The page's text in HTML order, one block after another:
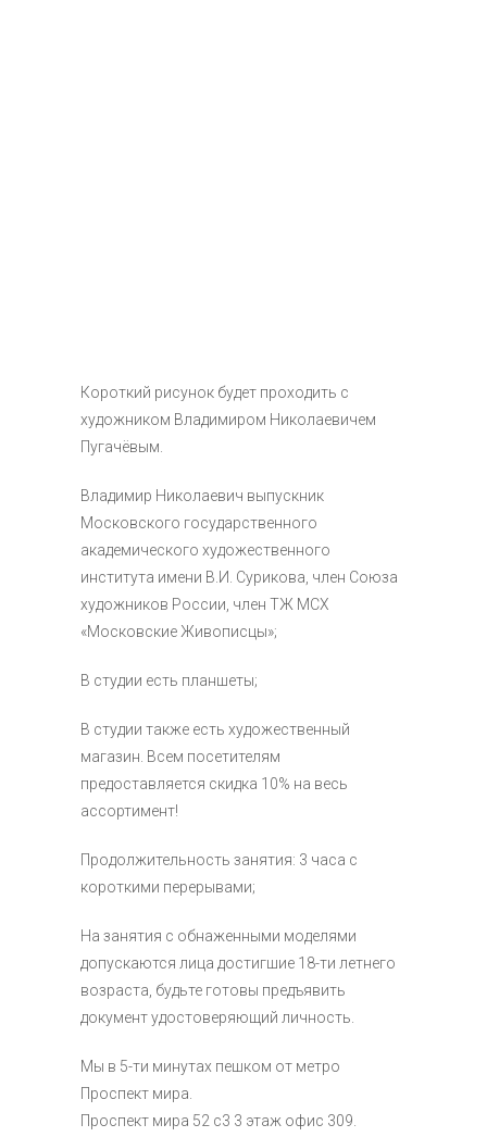
Короткий рисунок будет проходить с
художником Владимиром Николаевичем
Пугачёвым.
Владимир Николаевич выпускник
Московского государственного
академического художественного
института имени В.И. Сурикова, член Союза
художников России, член ТЖ МСХ
«Московские Живописцы»;
В студии есть планшеты;
В студии также есть художественный
магазин. Всем посетителям
предоставляется скидка 10% на весь
ассортимент!
Продолжительность занятия: 3 часа с
короткими перерывами;
На занятия с обнаженными моделями
допускаются лица достигшие 18-ти летнего
возраста, будьте готовы предъявить
документ удостоверяющий личность.
Мы в 5-ти минутах пешком от метро
Проспект мира.
Проспект мира 52 с3 3 этаж офис 309.